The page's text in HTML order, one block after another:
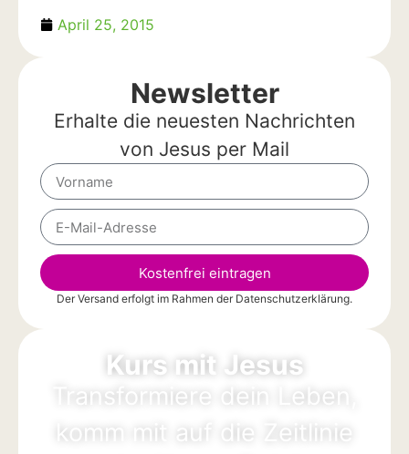
April 25, 2015
Newsletter
Erhalte die neuesten Nachrichten
von Jesus per Mail
Kostenfrei eintragen
Alternative:
Der Versand erfolgt im Rahmen der Datenschutzerklärung.
Kurs mit Jesus
Transformiere dein Leben,
komm mit auf die Zeitlinie